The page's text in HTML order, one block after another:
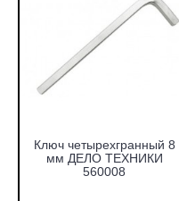
Ключ четырехгранный 8
мм ДЕЛО ТЕХНИКИ
560008